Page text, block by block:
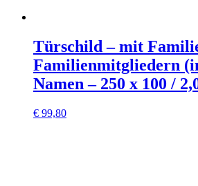
Türschild – mit
Familienmitgliedern
Namen – 250 x 100 /
€ 99,80